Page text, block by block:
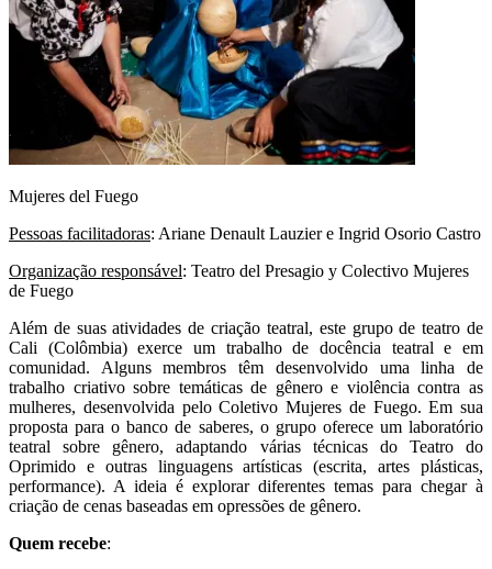
Mujeres del Fuego
Pessoas facilitadoras: Ariane Denault Lauzier e Ingrid Osorio Castro
Organização responsável: Teatro del Presagio y Colectivo Mujeres
de Fuego
Além de suas atividades de criação teatral, este grupo de teatro de
Cali (Colômbia) exerce um trabalho de docência teatral e em
comunidad. Alguns membros têm desenvolvido uma linha de
trabalho criativo sobre temáticas de gênero e violência contra as
mulheres, desenvolvida pelo Coletivo Mujeres de Fuego. Em sua
proposta para o banco de saberes, o grupo oferece um laboratório
teatral sobre gênero, adaptando várias técnicas do Teatro do
Oprimido e outras linguagens artísticas (escrita, artes plásticas,
performance). A ideia é explorar diferentes temas para chegar à
criação de cenas baseadas em opressões de gênero.
Quem recebe: